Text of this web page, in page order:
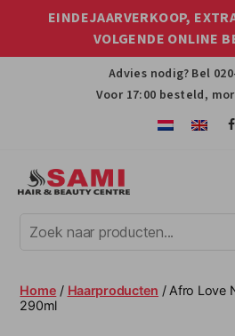
EINDEJAARVERKOOP,
VOLGENDE ONLINE
Advies nodig? Bel
Voor 17:00 besteld,
Afro
Hair
Beauty
Centre
Home / Haarproducten / Afro Love
290ml